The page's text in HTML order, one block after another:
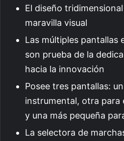
El diseño
maravilla visual
Las múltiples pantallas
son prueba de la
hacia la innovación
Posee tres pantallas:
instrumental, otra para
y una más pequeña
La selectora de